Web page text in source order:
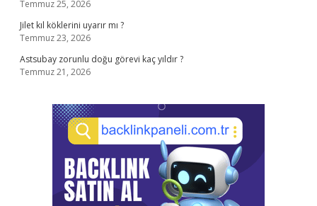
Temmuz 25, 2026
Jilet kıl köklerini uyarır mı ?
Temmuz 23, 2026
Astsubay zorunlu doğu görevi kaç yıldır ?
Temmuz 21, 2026